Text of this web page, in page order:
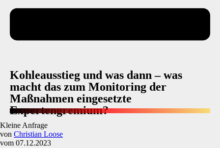
Kohleausstieg und was dann – was
macht das zum Monitoring der
Maßnahmen eingesetzte
Expertengremium?
Kleine Anfrage
von Christian Loose
vom 07.12.2023